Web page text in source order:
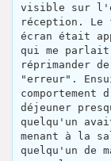
visible sur
réception.
écran était
qui me parlait
réprimander
"erreur".
déjeuner
quelqu'un
menant à la
quelqu'un de